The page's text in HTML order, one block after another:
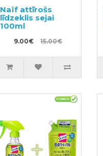
Naïf attīrošs
līdzeklis sejai
100ml
9.00€ 15.00€